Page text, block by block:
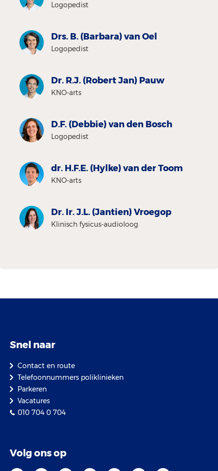
Logopedist
Drs. B. (Barbara) van Oel
Logopedist
Dr. R.J. (Robert Jan) Pauw
KNO-arts
D.F. (Debbie) van den Bosch
Logopedist
dr. H.F.E. (Hylke) van der Toom
KNO-arts
Dr. Ir. J.L. (Jantien) Vroegop
Klinisch fysicus-audioloog
Snel naar
Contact en route
Telefoonnummers poliklinieken
Parkeren
Vacatures
010 704 0 704
Volg ons op